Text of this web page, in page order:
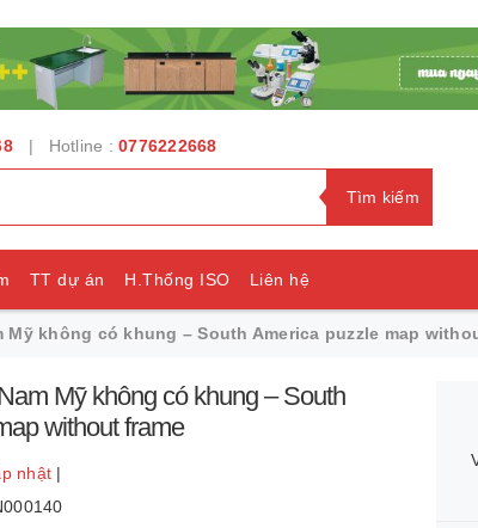
| Hotline : 0776222668
Tìm kiếm
TT dự án H.Thống ISO Liên hệ
Mỹ không có khung – South America puzzle map
Mỹ không có khung – South
without frame
nhật |